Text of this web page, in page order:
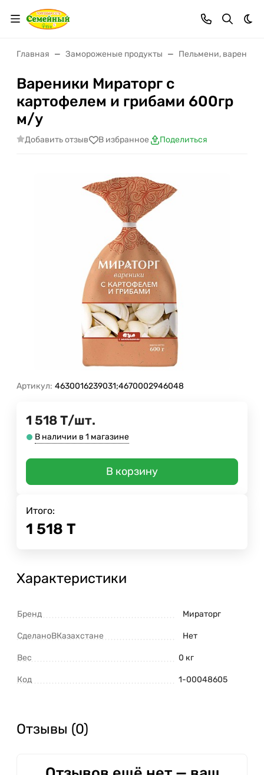
Главная Замороженые продукты Пельмени,
Вареники Мираторг с
картофелем и грибами 600гр
м/у
Добавить отзыв В избранное Поделиться
Артикул: 4630016239031;4670002946048
1 518 Т/шт.
В наличии в 1 магазине
В корзину
Итого:
1 518 Т
Характеристики
Бренд Мираторг
СделаноВКазахстане Нет
Вес 0 кг
Код 1-00048605
Отзывы (0)